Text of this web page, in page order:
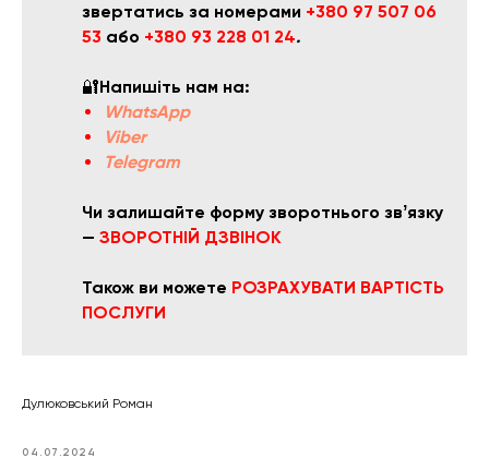
звертатись за номерами +380 97 507 06
53 або +380 93 228 01 24.
🔐Напишіть нам на:
WhatsApp
Viber
Telegram
Чи залишайте форму зворотнього звʼязку
— ЗВОРОТНІЙ ДЗВІНОК
Також ви можете РОЗРАХУВАТИ ВАРТІСТЬ
ПОСЛУГИ
Дулюковський Роман
04.07.2024